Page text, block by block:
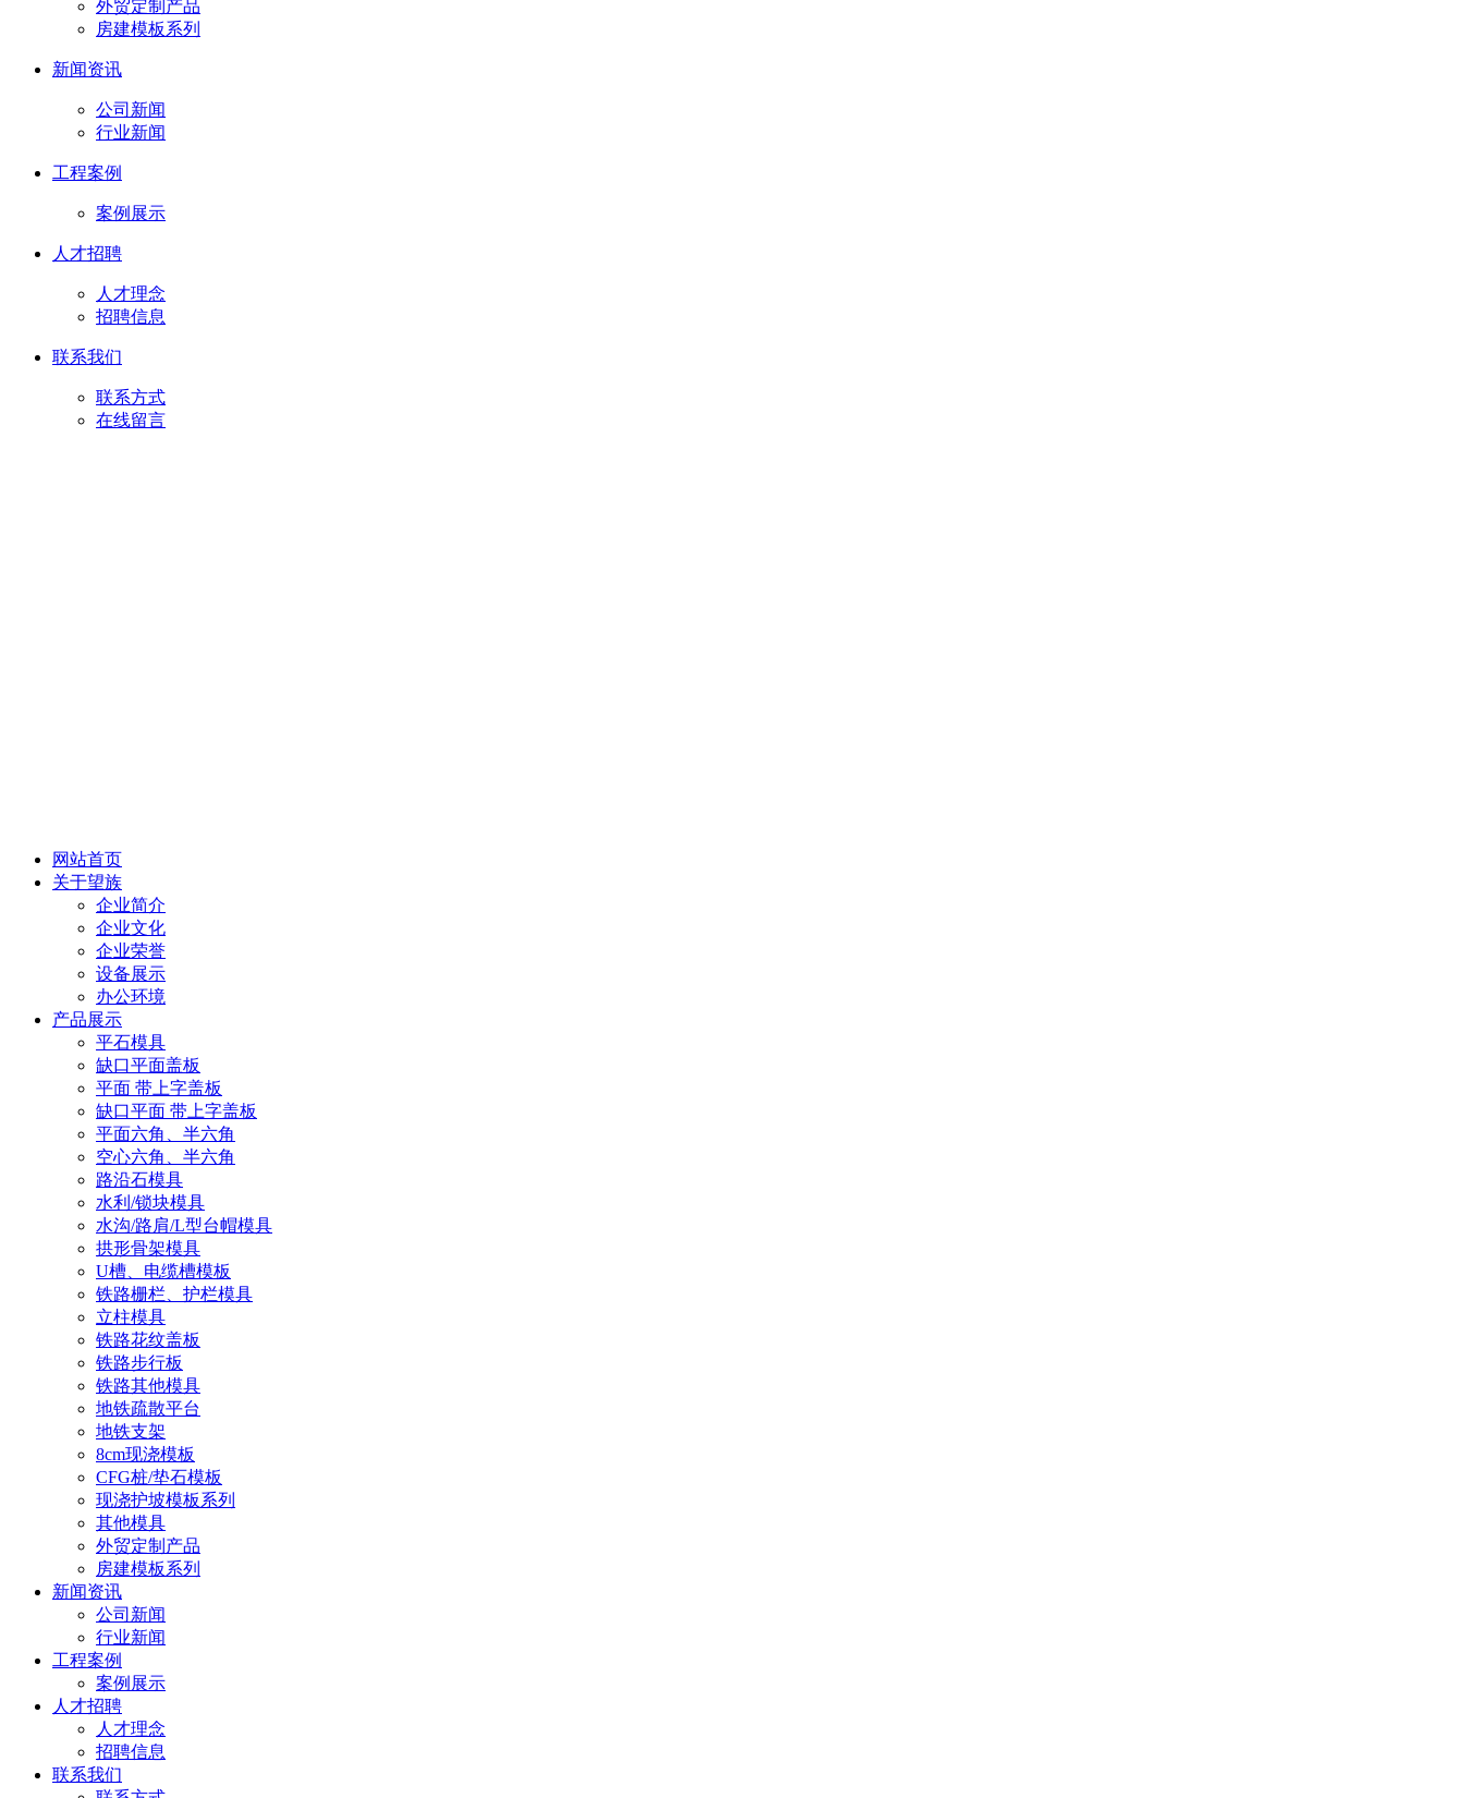
外贸定制产品
房建模板系列
新闻资讯
公司新闻
行业新闻
工程案例
案例展示
人才招聘
人才理念
招聘信息
联系我们
联系方式
在线留言
网站首页
关于望族
企业简介
企业文化
企业荣誉
设备展示
办公环境
产品展示
平石模具
缺口平面盖板
平面 带上字盖板
缺口平面 带上字盖板
平面六角、半六角
空心六角、半六角
路沿石模具
水利/锁块模具
水沟/路肩/L型台帽模具
拱形骨架模具
U槽、电缆槽模板
铁路栅栏、护栏模具
立柱模具
铁路花纹盖板
铁路步行板
铁路其他模具
地铁疏散平台
地铁支架
8cm现浇模板
CFG桩/垫石模板
现浇护坡模板系列
其他模具
外贸定制产品
房建模板系列
新闻资讯
公司新闻
行业新闻
工程案例
案例展示
人才招聘
人才理念
招聘信息
联系我们